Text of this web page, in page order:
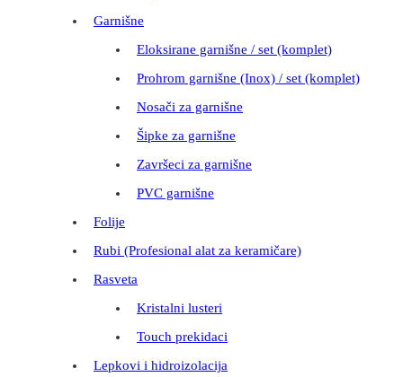
Garnišne
Eloksirane garnišne / set (komplet)
Prohrom garnišne (Inox) / set (komplet)
Nosači za garnišne
Šipke za garnišne
Završeci za garnišne
PVC garnišne
Folije
Rubi (Profesional alat za keramičare)
Rasveta
Kristalni lusteri
Touch prekidaci
Lepkovi i hidroizolacija